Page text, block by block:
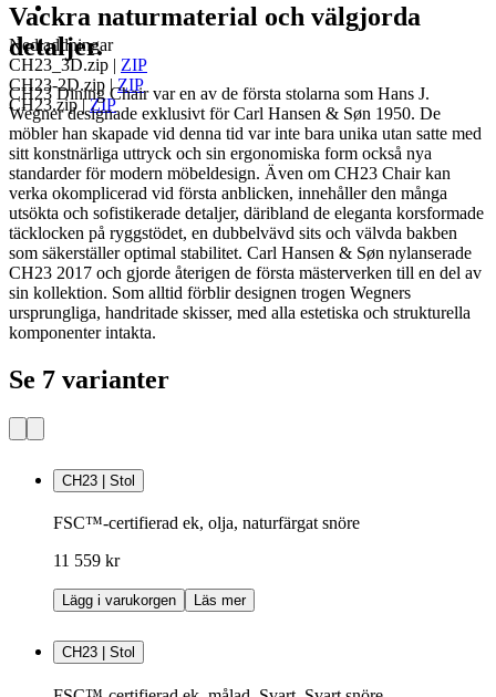
Nedladdningar
CH23_3D.zip | ZIP
CH23-2D.zip |ZIP
CH23.zip|ZIP
Vackra naturmaterial och välgjorda
detaljer.
CH23 Dining Chair var en av de första stolarna som Hans J.
Wegner designade exklusivt för Carl Hansen & Søn 1950. De
möbler han skapade vid denna tid var inte bara unika utan satte med
sitt konstnärliga uttryck och sin ergonomiska form också nya
standarder för modern möbeldesign. Även om CH23 Chair kan
verka okomplicerad vid första anblicken, innehåller den många
utsökta och sofistikerade detaljer, däribland de eleganta korsformade
täcklocken på ryggstödet, en dubbelvävd sits och välvda bakben
som säkerställer optimal stabilitet. Carl Hansen & Søn nylanserade
CH23 2017 och gjorde återigen de första mästerverken till en del av
sin kollektion. Som alltid förblir designen trogen Wegners
ursprungliga, handritade skisser, med alla estetiska och strukturella
komponenter intakta.
Se 7 varianter
CH23 | Stol
FSC™-certifierad ek, olja, naturfärgat snöre
11 559 kr
Lägg i varukorgen Läs mer
CH23 | Stol